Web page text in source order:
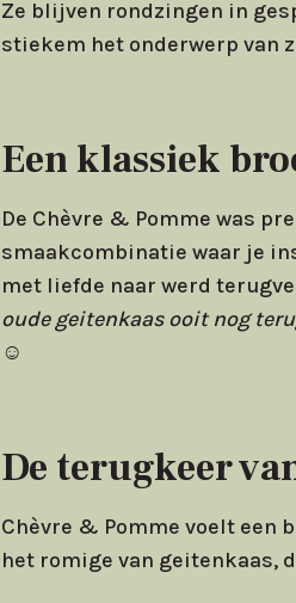
Ze blijven rondzingen in
stiekem het onderwerp van
Een klassiek
De Chèvre & Pomme was
smaakcombinatie waar je
met liefde naar werd
oude geitenkaas ooit nog
☺
De terugkeer
Chèvre & Pomme voelt een
het romige van geitenkaas,